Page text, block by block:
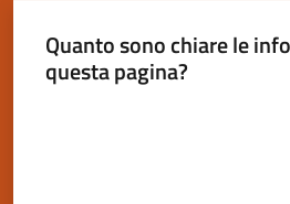
Menu selezionato
Quanto sono chiare le
questa pagina?